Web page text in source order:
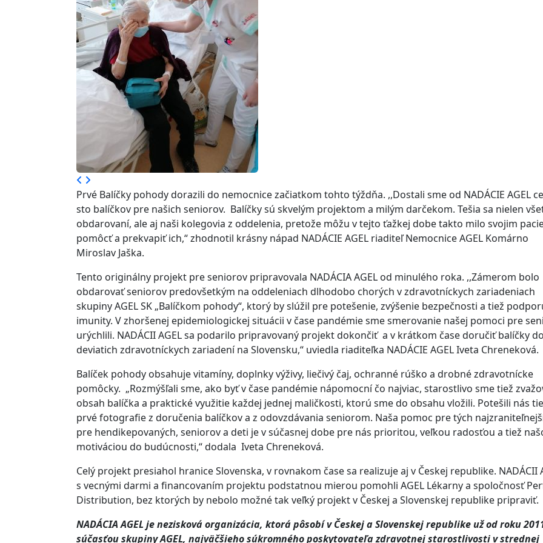
Prvé Balíčky pohody dorazili do nemocnice začiatkom tohto týždňa. ,,Dostali sme od NADÁCIE AGEL
sto balíčkov pre našich seniorov. Balíčky sú skvelým projektom a milým darčekom. Tešia sa nielen
obdarovaní, ale aj naši kolegovia z oddelenia, pretože môžu v tejto ťažkej dobe takto milo svojim
pomôcť a prekvapiť ich,“ zhodnotil krásny nápad NADÁCIE AGEL riaditeľ Nemocnice AGEL Komárno
Miroslav Jaška.
Tento originálny projekt pre seniorov pripravovala NADÁCIA AGEL od minulého roka. ,,Zámerom bolo
obdarovať seniorov predovšetkým na oddeleniach dlhodobo chorých v zdravotníckych zariadeniach
skupiny AGEL SK „Balíčkom pohody“, ktorý by slúžil pre potešenie, zvýšenie bezpečnosti a tiež
imunity. V zhoršenej epidemiologickej situácii v čase pandémie sme smerovanie našej pomoci pre
urýchlili. NADÁCII AGEL sa podarilo pripravovaný projekt dokončiť a v krátkom čase doručiť balíčky do
deviatich zdravotníckych zariadení na Slovensku,“ uviedla riaditeľka NADÁCIE AGEL Iveta Chreneková.
Balíček pohody obsahuje vitamíny, doplnky výživy, liečivý čaj, ochranné rúško a drobné zdravotnícke
pomôcky. „Rozmýšľali sme, ako byť v čase pandémie nápomocní čo najviac, starostlivo sme tiež
obsah balíčka a praktické využitie každej jednej maličkosti, ktorú sme do obsahu vložili. Potešili nás
prvé fotografie z doručenia balíčkov a z odovzdávania seniorom. Naša pomoc pre tých
pre hendikepovaných, seniorov a deti je v súčasnej dobe pre nás prioritou, veľkou radosťou a tiež
motiváciou do budúcnosti,“ dodala Iveta Chreneková.
Celý projekt presiahol hranice Slovenska, v rovnakom čase sa realizuje aj v Českej republike. NADÁCII
s vecnými darmi a financovaním projektu podstatnou mierou pomohli AGEL Lékarny a spoločnosť
Distribution, bez ktorých by nebolo možné tak veľký projekt v Českej a Slovenskej republike pripraviť.
NADÁCIA AGEL je nezisková organizácia, ktorá pôsobí v Českej a Slovenskej republike už od roku
súčasťou skupiny AGEL, najväčšieho súkromného poskytovateľa zdravotnej starostlivosti v strednej